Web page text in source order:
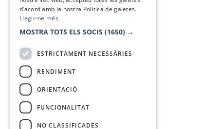
d’acord amb la nostra Política de galetes.
Llegir-ne més
MOSTRA TOTS ELS SOCIS (1650) →
ESTRICTAMENT NECESSÀRIES
RENDIMENT
ORIENTACIÓ
FUNCIONALITAT
NO CLASSIFICADES